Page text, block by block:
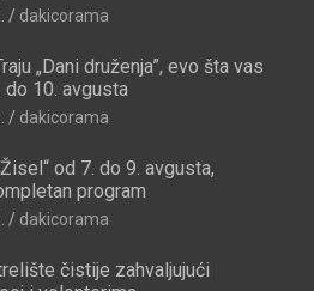
dakicorama
„Dani druženja”, evo šta vas
do 10. avgusta
dakicorama
od 7. do 9. avgusta,
program
dakicorama
čistije zahvaljujući